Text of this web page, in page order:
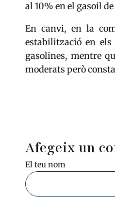
al 10% en el gasoil
En canvi, en la
estabilització en
gasolines, mentre
moderats però
Afegeix un
El teu nom